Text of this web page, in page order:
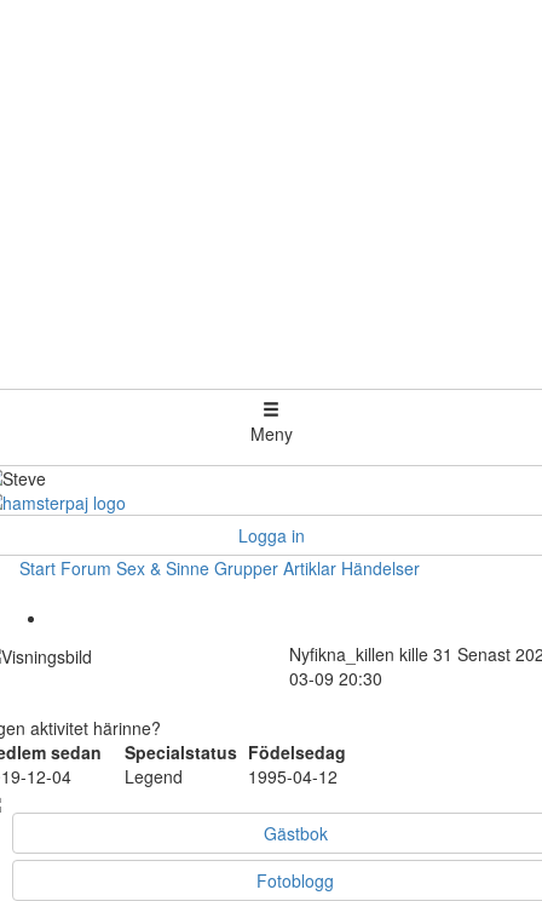
Meny
Logga in
Start Forum Sex & Sinne Grupper Artiklar Händelser
Nyfikna_killen kille 31 Senast
03-09 20:30
aktivitet härinne?
sedan
Specialstatus Födelsedag
12-04
Legend 1995-04-12
Gästbok
Fotoblogg